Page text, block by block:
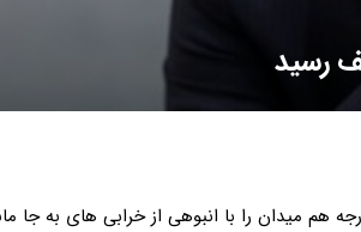
رسید
هم میدان را با انبوهی از خرابی های به جا